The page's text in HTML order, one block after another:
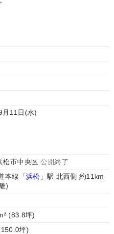
月11日(水)
松市中央区 公開終了
本線「浜松 」駅 北西側 約11km
)
(83.8坪)
坪)